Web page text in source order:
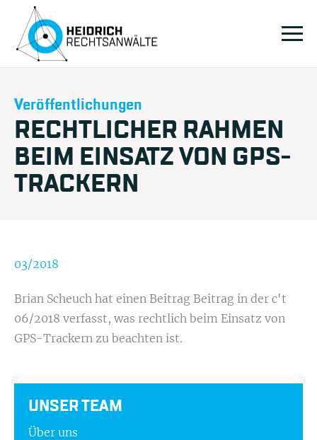
Veröffentlichungen
RECHTLICHER RAHMEN
BEIM EINSATZ VON GPS-
TRACKERN
03/2018
Brian Scheuch hat einen Beitrag Beitrag in der c't
06/2018 verfasst, was rechtlich beim Einsatz von
GPS-Trackern zu beachten ist.
UNSER TEAM
Über uns